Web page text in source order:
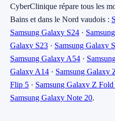
CyberClinique répare tous les
Bains et dans le Nord vaudois :
Samsung Galaxy S24 ·
Galaxy S23 · Samsung Galaxy
Samsung Galaxy A54 ·
Galaxy A14 · Samsung Galaxy
Flip 5 · Samsung Galaxy Z Fold
Samsung Galaxy Note 20.